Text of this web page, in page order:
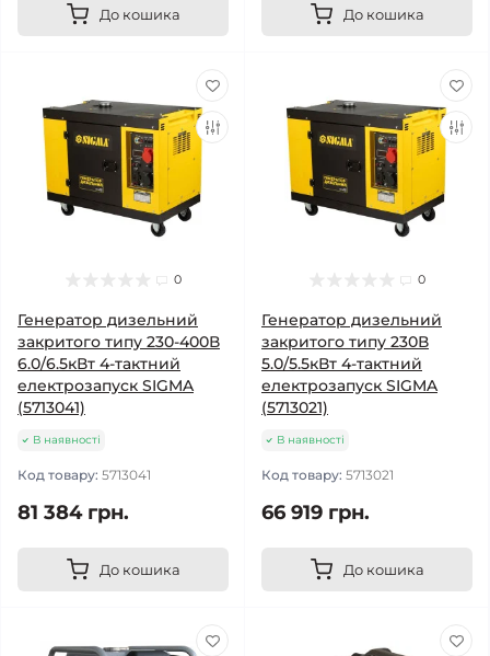
До кошика До кошика
0
Генератор дизельний
закритого типу 230-400В
6.0/6.5кВт 4-тактний
електрозапуск SIGMA
(5713041)
В наявності
Код товару: 5713041
81 384 грн.
До кошика
0
Генератор дизельний
закритого типу 230В
5.0/5.5кВт 4-тактний
електрозапуск SIGMA
(5713021)
В наявності
Код товару: 5713021
66 919 грн.
До кошика